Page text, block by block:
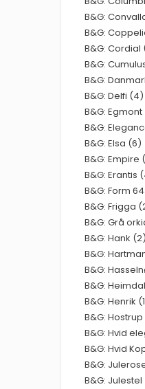
B&G:
B&G:
B&G: Cordial
B&G:
B&G:
B&G: Delfi (4)
B&G: Egmont
B&G:
B&G: Elsa (6)
B&G: Empire
B&G: Erantis
B&G: Form
B&G: Frigga
B&G: Grå
B&G: Hank (2)
B&G:
B&G:
B&G: Heimdal
B&G: Henrik
B&G:
B&G: Hvid
B&G: Hvid
B&G:
B&G: Julestel